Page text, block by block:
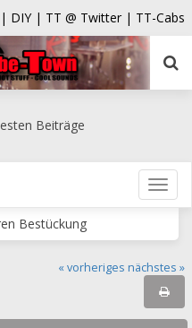
DIY | TT @ Twitter | TT-Cabs
Beiträge
Bestückung
« vorheriges nächstes »